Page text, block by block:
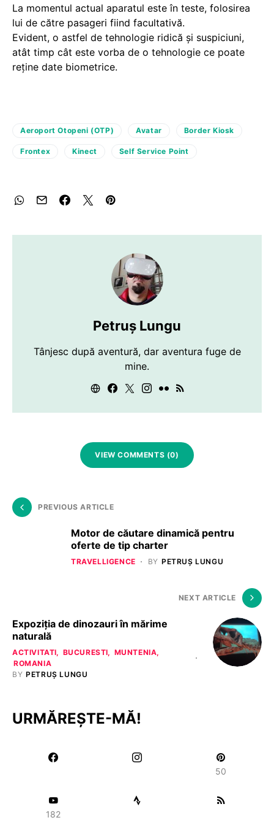
La momentul actual aparatul este în teste, folosirea
lui de către pasageri fiind facultativă.
Evident, o astfel de tehnologie ridică şi suspiciuni,
atât timp cât este vorba de o tehnologie ce poate
reţine date biometrice.
Aeroport Otopeni (OTP) Avatar Border Kiosk
Frontex Kinect Self Service Point
Petruș Lungu
Tânjesc după aventură, dar aventura fuge de
mine.
VIEW COMMENTS (0)
PREVIOUS ARTICLE
Motor de căutare dinamică pentru
oferte de tip charter
TRAVELLIGENCE BY PETRUȘ LUNGU
NEXT ARTICLE
Expoziţia de dinozauri în mărime
naturală
ACTIVITATI BUCURESTI
MUNTENIA
ROMANIA
BY PETRUȘ LUNGU
URMĂREȘTE-MĂ!
50
182